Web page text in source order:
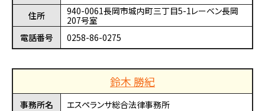
住所
940-0061長岡市城内町三丁目5-1レーベン長岡
207号室
電話番号
0258-86-0275
鈴木 勝紀
事務所名
エスペランサ総合法律事務所